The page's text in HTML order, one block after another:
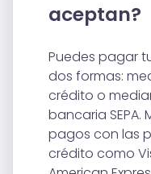
aceptan?
Puedes pagar
dos formas:
crédito o
bancaria
pagos con las
crédito como